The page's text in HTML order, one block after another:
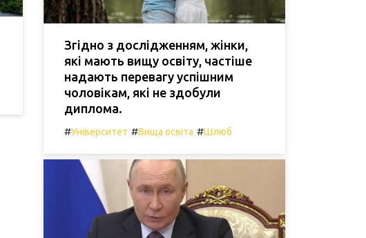
Згідно з дослідженням, жінки,
які мають вищу освіту, частіше
надають перевагу успішним
чоловікам, які не здобули
диплома.
#Університет #Вища освіта #Шлюб